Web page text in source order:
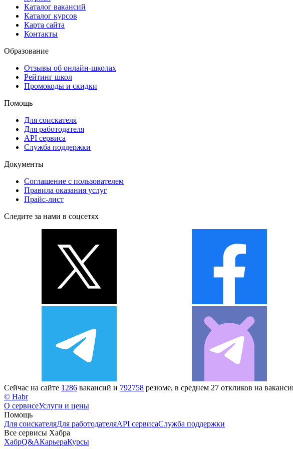
Каталог вакансий
Каталог курсов
Карта сайта
Контакты
Образование
Отзывы об онлайн-школах
Рейтинг школ
Промокоды и скидки
Помощь
Для соискателя
Для работодателя
API сервиса
Служба поддержки
Документы
Соглашение с пользователем
Правила оказания услуг
Прайс-лист
Следите за нами в соцсетях
Сейчас на сайте 1286 вакансий и 792758 резюме, в среднем 27 откликов на
© Habr
О сервисеУслуги и цены
Помощь
Для соискателяДля работодателяAPI сервисаСлужба поддержки
Все сервисы Хабра
ХабрQ&AКарьераКурсы